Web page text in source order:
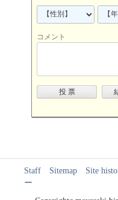
コメント
Staff Sitemap Site
ー